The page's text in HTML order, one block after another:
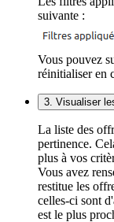
suivante :
Vous pouvez
réinitialiser en
3. Visualiser
La liste des
pertinence.
plus à vos
Vous avez
restitue les
celles-ci sont
est le plus